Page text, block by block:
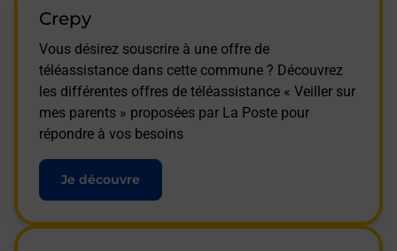
Crepy
Vous désirez souscrire à une offre de
téléassistance dans cette commune ? Découvrez
les différentes offres de téléassistance « Veiller sur
mes parents » proposées par La Poste pour
répondre à vos besoins
Je découvre